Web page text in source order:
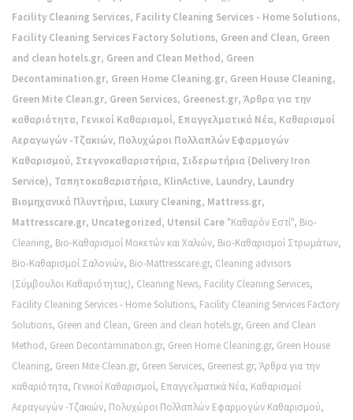
Facility Cleaning Services, Facility Cleaning Services - Home Solutions,
Facility Cleaning Services Factory Solutions, Green and Clean, Green
and clean hotels.gr, Green and Clean Method, Green
Decontamination.gr, Green Home Cleaning.gr, Green House Cleaning,
Green Mite Clean.gr, Green Services, Greenest.gr, Άρθρα για την
καθαριότητα, Γενικοί Καθαρισμοί, Επαγγελματικά Νέα, Καθαρισμοί
Αεραγωγών -Τζακιών, Πολυχώροι Πολλαπλών Εφαρμογών
Καθαρισμού, Στεγνοκαθαριστήρια, Σιδερωτήρια (Delivery Iron
Service), Ταπητοκαθαριστήρια, KlinActive, Laundry, Laundry
Βιομηχανικά Πλυντήρια, Luxury Cleaning, Mattress.gr,
Mattresscare.gr, Uncategorized, Utensil Care "Καθαρόν Εστί", Bio-
Cleaning, Bio-Καθαρισμοί Μοκετών και Χαλιών, Bio-Καθαρισμοί Στρωμάτων,
Bio-Καθαρισμοί Σαλονιών, Bio-Mattresscare.gr, Cleaning advisors
(Σύμβουλοι Καθαριότητας), Cleaning News, Facility Cleaning Services,
Facility Cleaning Services - Home Solutions, Facility Cleaning Services Factory
Solutions, Green and Clean, Green and clean hotels.gr, Green and Clean
Method, Green Decontamination.gr, Green Home Cleaning.gr, Green House
Cleaning, Green Mite Clean.gr, Green Services, Greenest.gr, Άρθρα για την
καθαριότητα, Γενικοί Καθαρισμοί, Επαγγελματικά Νέα, Καθαρισμοί
Αεραγωγών -Τζακιών, Πολυχώροι Πολλαπλών Εφαρμογών Καθαρισμού,